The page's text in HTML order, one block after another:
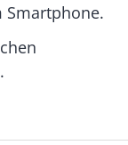
Smartphone.